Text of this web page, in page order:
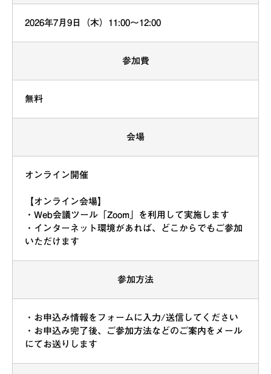
2026年7月9日（木）11:00〜12:00
参加費
無料
会場
オンライン開催
【オンライン会場】
・Web会議ツール「Zoom」を利用して実施します
・インターネット環境があれば、どこからでもご参加
いただけます
参加方法
・お申込み情報をフォームに入力/送信してください
・お申込み完了後、ご参加方法などのご案内をメール
にてお送りします